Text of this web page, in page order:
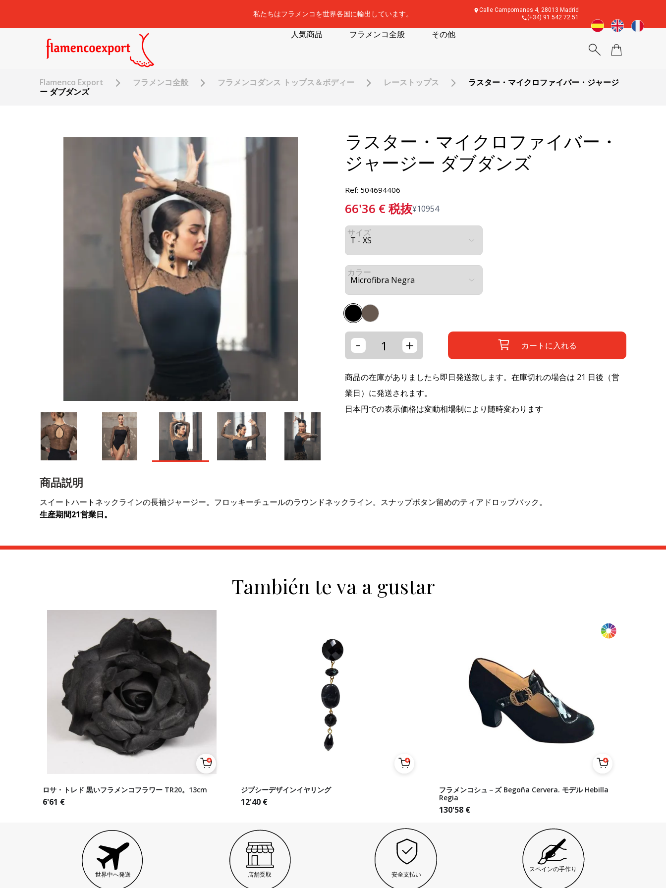
私たちはフラメンコを世界各国に輸出しています。
Calle Campomanes 4, 28013 Madrid
(+34) 91 542 72 51
人気商品 フラメンコ全般 その他
Flamenco Export フラメンコ全般 フラメンコダンス トップス＆ボディー レーストップス
ラスター・マイクロファイバー・ジャージ
ー ダブダンズ
ラスター・マイクロファイバー・
ジャージー ダブダンズ
Ref: 504694406
66'36 €税抜¥10954
サイズ
カラー
- + カートに入れる
商品の在庫がありましたら即日発送致します。在庫切れの場合は 21 日後（営
業日）に発送されます。
日本円での表示価格は変動相場制により随時変わります
商品説明
スイートハートネックラインの長袖ジャージー。フロッキーチュールのラウンドネックライン。スナップボタン留めのティアドロップバック。
生産期間21営業日。
También te va a gustar
ロサ・トレド 黒いフラメンコフラワー TR20。13cm
6'61 €
ジプシーデザインイヤリング
12'40 €
フラメンコシュ－ズ Begoña Cervera. モデル Hebilla
Regia
130'58 €
世界中へ発送 店舗受取 安全支払い
スペインの手作り